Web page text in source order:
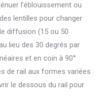
l’éblouissement ou
lentilles pour changer
diffusion (15 ou 50
lieu des 30 degrés par
et en coin à 90°
de rail aux formes variées
le dessous du rail pour